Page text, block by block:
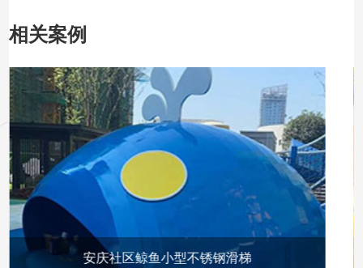
相关案例
安庆社区鲸鱼小型不锈钢滑梯